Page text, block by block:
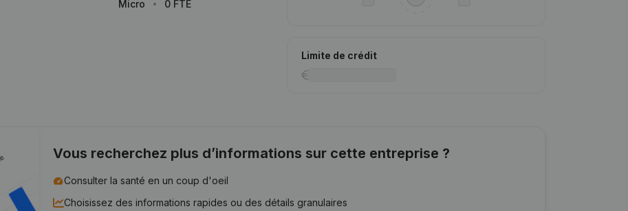
Micro
0 FTE
Limite de crédit
Vous recherchez plus d’informations sur cette entreprise ?
Consulter la santé en un coup d'oeil
Choisissez des informations rapides ou des détails granulaires